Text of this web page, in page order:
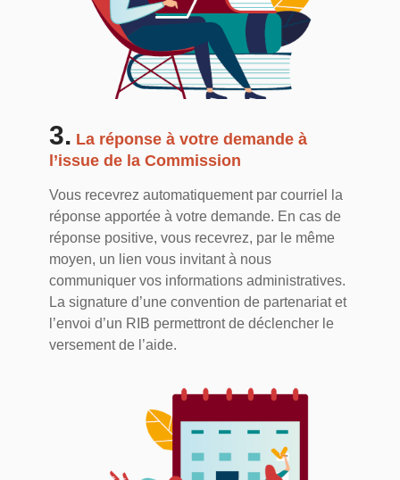
3. La réponse à votre demande à
l’issue de la Commission
Vous recevrez automatiquement par courriel la
réponse apportée à votre demande. En cas de
réponse positive, vous recevrez, par le même
moyen, un lien vous invitant à nous
communiquer vos informations administratives.
La signature d’une convention de partenariat et
l’envoi d’un RIB permettront de déclencher le
versement de l’aide.